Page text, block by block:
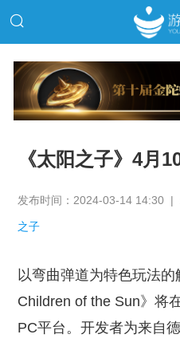
《太阳之子》4月
发布时间：2024-03-14 14:30
之子
以弯曲弹道为特色玩法
Children of the Sun》将
PC平台。开发者为来自